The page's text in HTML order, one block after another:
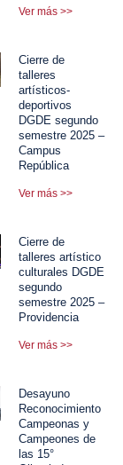
Ver más >>
Cierre de
talleres
artísticos-
deportivos
DGDE segundo
semestre 2025 –
Campus
República
Ver más >>
Cierre de
talleres artístico
culturales DGDE
segundo
semestre 2025 –
Providencia
Ver más >>
Desayuno
Reconocimiento
Campeonas y
Campeones de
las 15°